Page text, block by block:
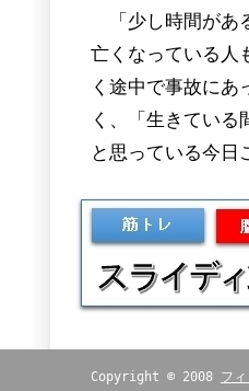
「少し時間があ
亡くなっている人
く途中で事故に
く、「生きてい
と思っている今日
Copyright © 2008 フ